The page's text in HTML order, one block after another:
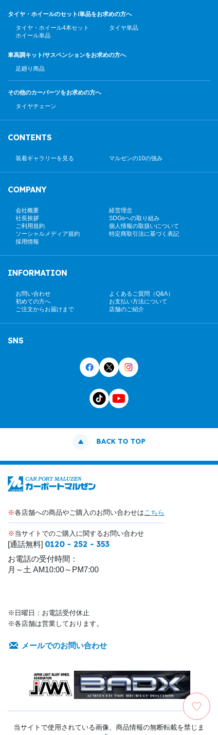
タイヤ・ホイールのセット/単品をお求めの方へ
タイヤ・ホイール4本セット
タイヤ単品
ホイール単品
車高調キット/サスペンションをお求めの方へ
足廻り商品
その他のカーパーツをお求めの方へ
タイヤチェーン
CONTENTS
装着ギャラリーを見る マルゼンの10の強み
COMPANY
会社概要
経営理念
社長挨拶
SDGsへの取り組み
ご利用規約
個人情報の取扱いについて
ソーシャルメディア規約
特定商取引法に基づく表記
採用情報
INFORMATION
お問い合わせ
よくあるご質問（Q&A）
初めての方へ
お支払い方法について
ご注文からお届けまで
店舗のご紹介
SNS
BACK TO TOP
※各店舗への商品やご購入のお問い合わせはこちら
※当サイトでのご購入に関するお問い合わせ
[通話無料] 0120 - 252 - 353
お電話の受付時間：
月～土 AM10:00～PM7:00
※日曜日：お電話受付休止
※各店舗は営業しております。
メールでのお問い合わせ
当サイトで使用されている画像、商品情報の無断転載を禁じま